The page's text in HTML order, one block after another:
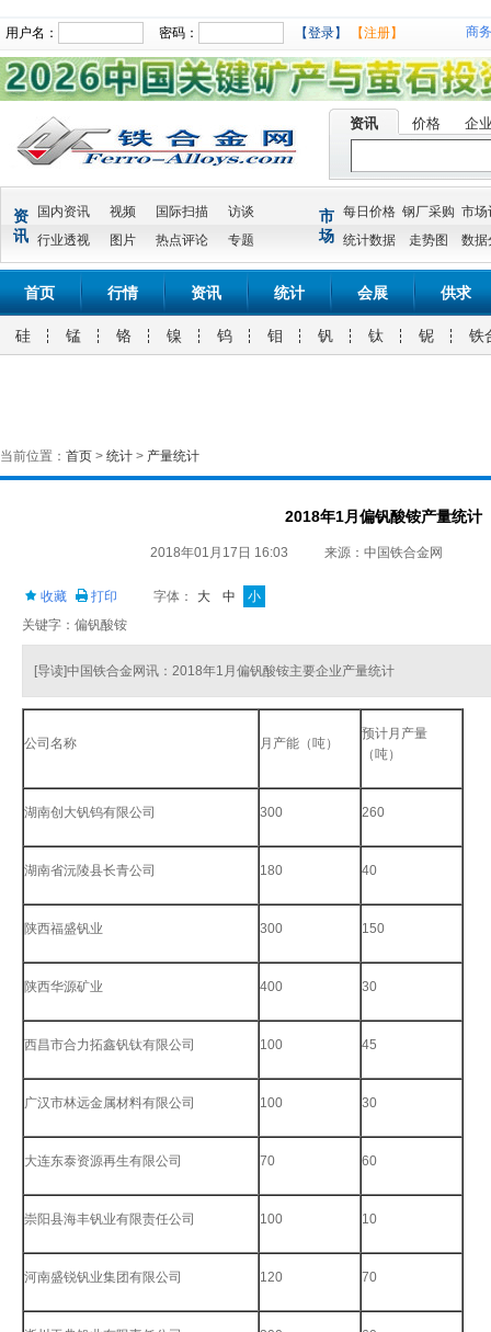
用户名： 密码： 【登录】 【注册】 商
资讯 价格 企
资
讯
国内资讯 视频 国际扫描
访谈
行业透视
图片 热点评论 专题
市
场
每日价格 钢厂采购 市场
统计数据
走势图 数据
首页 行情 资讯 统计 会展 供求
硅 锰 铬 镍 钨 钼 钒 钛 铌 铁
当前位置： 首页 > 统计 > 产量统计
2018年1月偏钒酸铵产量统计
2018年01月17日 16:03 来源：中国铁合金网
收藏 打印 字体： 大 中
小
关键字：偏钒酸铵
[导读]中国铁合金网讯：2018年1月偏钒酸铵主要企业产量统计
公司名称 月产能（吨）
预计月产量
（吨）
湖南创大钒钨有限公司 300 260
湖南省沅陵县长青公司 180 40
陕西福盛钒业 300 150
陕西华源矿业 400 30
西昌市合力拓鑫钒钛有限公司 100 45
广汉市林远金属材料有限公司 100 30
大连东泰资源再生有限公司 70 60
崇阳县海丰钒业有限责任公司 100 10
河南盛锐钒业集团有限公司 120 70